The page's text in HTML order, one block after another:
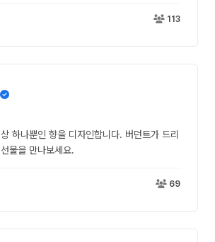
113
하나뿐인 향을 디자인합니다. 버던트가 드리
물을 만나보세요.
69